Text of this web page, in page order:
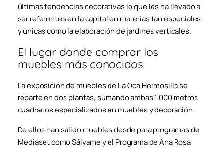
últimas tendencias decorativas lo que les ha llevado a
ser referentes en la capital en materias tan especiales
y únicas como la elaboración de jardines verticales.
El lugar donde comprar los
muebles más conocidos
La exposición de muebles de La Oca Hermosilla se
reparte en dos plantas, sumando ambas 1.000 metros
cuadrados especializados en muebles y decoración.
De ellos han salido muebles desde para programas de
Mediaset como Sálvame y el Programa de Ana Rosa